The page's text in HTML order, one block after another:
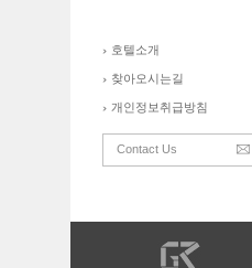
호텔소개
찾아오시는길
개인정보취급방침
Contact Us